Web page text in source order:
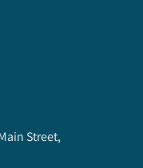
Street,